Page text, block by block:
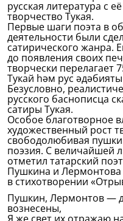
русская литература с
творчество Тукая.
Первые шаги поэта в
деятельности были
сатирического жанра.
до появления своих
творчески перелагает
Тукай һәм рус
Безусловно,
русского баснописца
сатиры Тукая.
Особое благотворное
художественный рост
свободолюбивая
поэзия. С величайшей
отметил татарский
Пушкина и Лермонтова
в стихотворении
Пушкин, Лермонтов —
вознесены,